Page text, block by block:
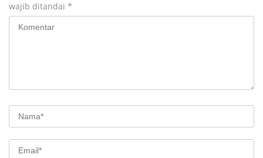
wajib ditandai *